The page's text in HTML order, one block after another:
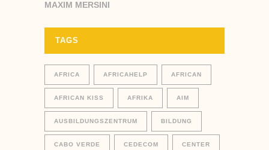
MAXIM MERSINI
TAGS
AFRICA AFRICAHELP AFRICAN
AFRICAN KISS AFRIKA AIM
AUSBILDUNGSZENTRUM BILDUNG
CABO VERDE CEDECOM CENTER